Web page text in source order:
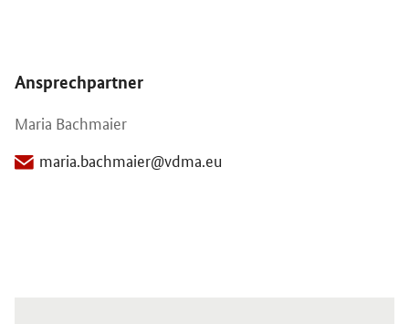
Ansprechpartner
Maria Bachmaier
Öffnet Einzelsicht
maria.bachmaier@vdma.eu